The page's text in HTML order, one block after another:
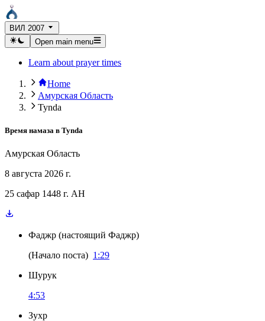
ВИЛ 2007
Open main menu
Learn about prayer times
Home
Амурская Область
Tynda
Время намаза в Tynda
Амурская Область
8 августа 2026 г.
25 сафар 1448 г. AH
Фаджр (настоящий Фаджр)
(Начало поста) 1:29
Шурук
4:53
Зухр